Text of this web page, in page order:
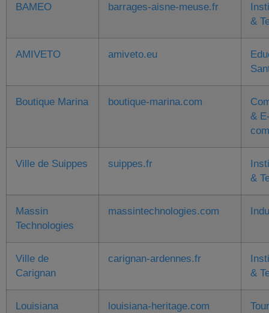
BAMEO barrages-aisne-meuse.fr
&
AMIVETO amiveto.eu
Boutique Marina boutique-marina.com
&
Ville de Suippes suippes.fr
&
Massin
Technologies
massintechnologies.com
Ville de
Carignan
carignan-ardennes.fr
&
Louisiana
louisiana-heritage.com